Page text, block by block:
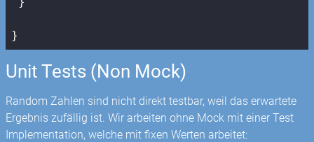
Unit Tests (Non Mock)
Random Zahlen sind nicht direkt testbar, weil das erwartete
Ergebnis zufällig ist. Wir arbeiten ohne Mock mit einer Test
Implementation, welche mit fixen Werten arbeitet: